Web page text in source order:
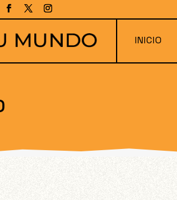
INICIO